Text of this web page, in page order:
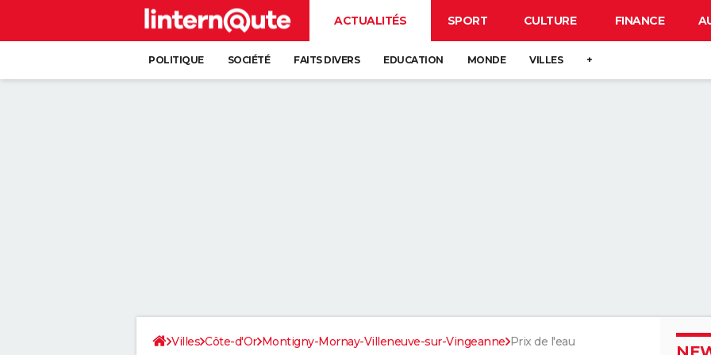
ACTUALITÉS SPORT CULTURE FINANCE
POLITIQUE SOCIÉTÉ FAITS DIVERS EDUCATION MONDE VILLES +
Villes Côte-d'Or Montigny-Mornay-Villeneuve-sur-Vingeanne Prix de l'eau